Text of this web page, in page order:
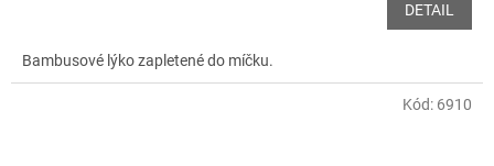
DETAIL
Bambusové lýko zapletené do míčku.
Kód: 6910